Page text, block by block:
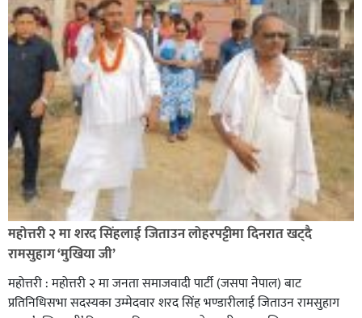
सिराहा-२ मा संजय यादव भिड्ने !
रक्तदान सेवामा जिल्लामै दोस्रो स्थान ल्याएकोमा जनमत नेताद्वय
रेडक्रस सिराहा द्वारा सम्मानित
महोत्तरी २ मा शरद सिंहलाई जिताउन लोहरपट्टीमा दिनरात खट्दै
रामसुहाग ‘मुखिया जी’
महोत्तरी : महोत्तरी २ मा जनता समाजवादी पार्टी (जसपा नेपाल) बाट
प्रतिनिधिसभा सदस्यका उम्मेदवार शरद सिंह भण्डारीलाई जिताउन रामसुहाग